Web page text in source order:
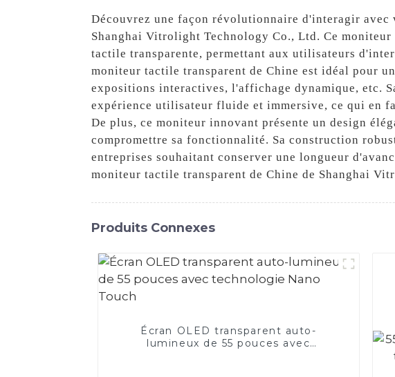
Découvrez une façon révolutionnaire d'interagir avec
Shanghai Vitrolight Technology Co., Ltd. Ce
tactile transparente, permettant aux utilisateurs
moniteur tactile transparent de Chine est idéal pour
expositions interactives, l'affichage dynamique, etc.
expérience utilisateur fluide et immersive, ce qui en
De plus, ce moniteur innovant présente un design
compromettre sa fonctionnalité. Sa construction
entreprises souhaitant conserver une longueur
moniteur tactile transparent de Chine de Shanghai
Produits Connexes
Écran OLED transparent auto-
lumineux de 55 pouces avec